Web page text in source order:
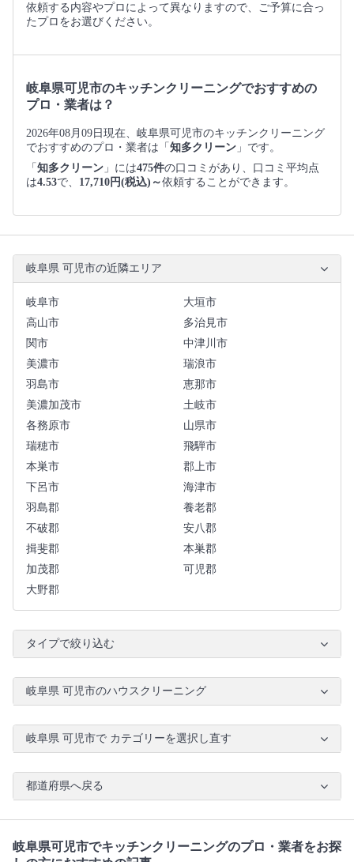
依頼する内容やプロによって異なりますので、ご予算に合っ
たプロをお選びください。
岐阜県可児市のキッチンクリーニングでおすすめの
プロ・業者は？
2026年08月09日現在、岐阜県可児市のキッチンクリーニング
でおすすめのプロ・業者は「 知多クリーン 」です。
「 知多クリーン 」には475件の口コミがあり、口コミ平均点
は4.53で、 17,710円(税込)～依頼することができます。
岐阜県 可児市の近隣エリア
岐阜市
大垣市
高山市
多治見市
関市
中津川市
美濃市
瑞浪市
羽島市
恵那市
美濃加茂市
土岐市
各務原市
山県市
瑞穂市
飛騨市
本巣市
郡上市
下呂市
海津市
羽島郡
養老郡
不破郡
安八郡
揖斐郡
本巣郡
加茂郡
可児郡
大野郡
タイプで絞り込む
岐阜県 可児市のハウスクリーニング
岐阜県 可児市で カテゴリーを選択し直す
都道府県へ戻る
岐阜県可児市でキッチンクリーニングのプロ・業者をお探